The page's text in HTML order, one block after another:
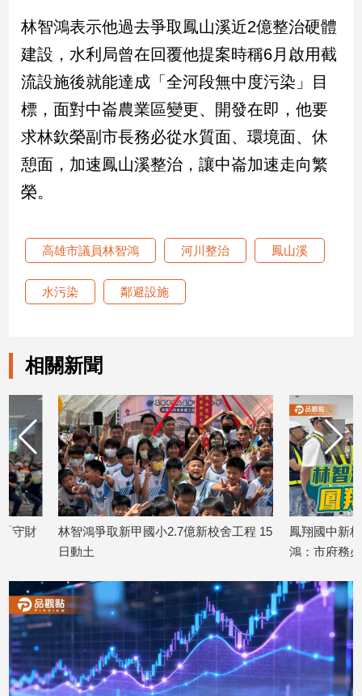
／
文
創
／
電
影
推
薦
科
技/
遊
動
物
音
專
區
合
作
媒
投
稿
專
區
林智鴻表示他過去爭取鳳山溪近2億整治硬體
建設，水利局曾在回覆他提案時稱6月啟用截
流設施後就能達成「全河段無中度污染」目
標，面對中崙農業區變更、開發在即，他要
求林欽榮副市長務必從水質面、環境面、休
憩面，加速鳳山溪整治，讓中崙加速走向繁
榮。
高雄市議員林智鴻 河川整治 鳳山溪
水污染 鄰避設施
相關新聞
林智鴻爭取新甲國小2.7億新校舍工程 15
鳳翔國中新校舍「最
鴻：市府務必支持到底